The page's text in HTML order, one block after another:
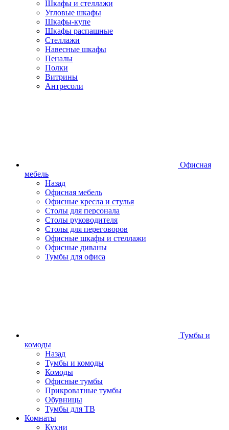
Шкафы и стеллажи
Угловые шкафы
Шкафы-купе
Шкафы распашные
Стеллажи
Навесные шкафы
Пеналы
Полки
Витрины
Антресоли
Офисная
мебель
Назад
Офисная мебель
Офисные кресла и стулья
Столы для персонала
Столы руководителя
Столы для переговоров
Офисные шкафы и стеллажи
Офисные диваны
Тумбы для офиса
Тумбы и
комоды
Назад
Тумбы и комоды
Комоды
Офисные тумбы
Прикроватные тумбы
Обувницы
Тумбы для ТВ
Комнаты
Кухни